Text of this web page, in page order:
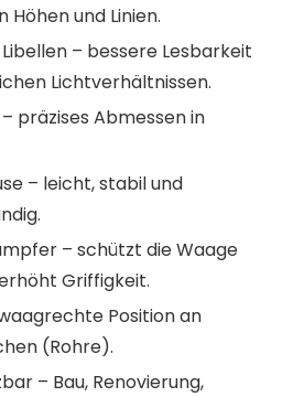
und Linien.
– bessere Lesbarkeit
Lichtverhältnissen.
präzises Abmessen in
– leicht, stabil und
– schützt die Waage
Griffigkeit.
Position an
(Rohre).
– Bau, Renovierung,